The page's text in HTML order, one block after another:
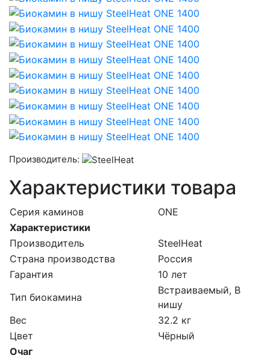
Производитель:
Характеристики товара
Серия каминов
ONE
Характеристики
Производитель
SteelHeat
Страна производства
Россия
Гарантия
10 лет
Тип биокамина
Встраиваемый, В
нишу
Вес
32.2 кг
Цвет
Чёрный
Очаг